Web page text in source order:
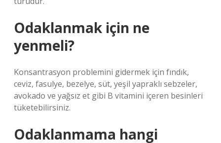
Odaklanmak için ne
yenmeli?
Konsantrasyon problemini gidermek için fındık,
ceviz, fasulye, bezelye, süt, yeşil yapraklı sebzeler,
avokado ve yağsız et gibi B vitamini içeren besinleri
tüketebilirsiniz.
Odaklanmama hangi